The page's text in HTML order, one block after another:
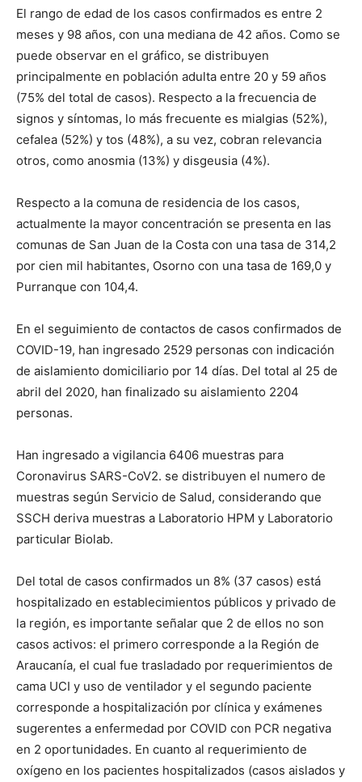
El rango de edad de los casos confirmados es entre 2
meses y 98 años, con una mediana de 42 años. Como se
puede observar en el gráfico, se distribuyen
principalmente en población adulta entre 20 y 59 años
(75% del total de casos). Respecto a la frecuencia de
signos y síntomas, lo más frecuente es mialgias (52%),
cefalea (52%) y tos (48%), a su vez, cobran relevancia
otros, como anosmia (13%) y disgeusia (4%).
Respecto a la comuna de residencia de los casos,
actualmente la mayor concentración se presenta en las
comunas de San Juan de la Costa con una tasa de 314,2
por cien mil habitantes, Osorno con una tasa de 169,0 y
Purranque con 104,4.
En el seguimiento de contactos de casos confirmados de
COVID-19, han ingresado 2529 personas con indicación
de aislamiento domiciliario por 14 días. Del total al 25 de
abril del 2020, han finalizado su aislamiento 2204
personas.
Han ingresado a vigilancia 6406 muestras para
Coronavirus SARS-CoV2. se distribuyen el numero de
muestras según Servicio de Salud, considerando que
SSCH deriva muestras a Laboratorio HPM y Laboratorio
particular Biolab.
Del total de casos confirmados un 8% (37 casos) está
hospitalizado en establecimientos públicos y privado de
la región, es importante señalar que 2 de ellos no son
casos activos: el primero corresponde a la Región de
Araucanía, el cual fue trasladado por requerimientos de
cama UCI y uso de ventilador y el segundo paciente
corresponde a hospitalización por clínica y exámenes
sugerentes a enfermedad por COVID con PCR negativa
en 2 oportunidades. En cuanto al requerimiento de
oxígeno en los pacientes hospitalizados (casos aislados y